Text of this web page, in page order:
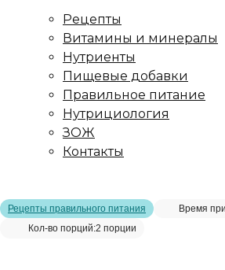
Рецепты
Витамины и минералы
Нутриенты
Пищевые добавки
Правильное питание
Нутрициология
ЗОЖ
Контакты
Рецепты правильного питания Время
Кол-во порций:2 порции